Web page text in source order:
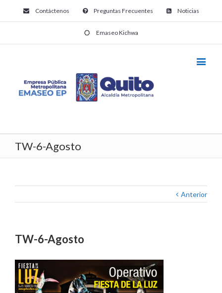
Contáctenos Preguntas Frecuentes Noticias
Emaseo Kichwa
TW-6-Agosto
Anterior
TW-6-Agosto